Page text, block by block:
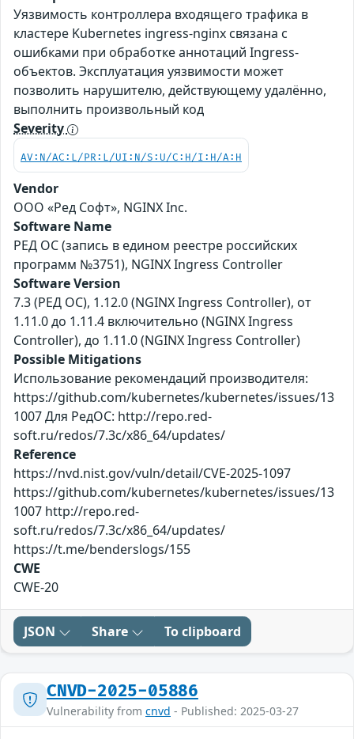
Уязвимость контроллера входящего трафика в
кластере Kubernetes ingress-nginx связана с
ошибками при обработке аннотаций Ingress-
объектов. Эксплуатация уязвимости может
позволить нарушителю, действующему удалённо,
выполнить произвольный код
Severity
AV:N/AC:L/PR:L/UI:N/S:U/C:H/I:H/A:H
Vendor
ООО «Ред Софт», NGINX Inc.
Software Name
РЕД ОС (запись в едином реестре российских
программ №3751), NGINX Ingress Controller
Software Version
7.3 (РЕД ОС), 1.12.0 (NGINX Ingress Controller), от
1.11.0 до 1.11.4 включительно (NGINX Ingress
Controller), до 1.11.0 (NGINX Ingress Controller)
Possible Mitigations
Использование рекомендаций производителя:
https://github.com/kubernetes/kubernetes/issues/13
1007 Для РедОС: http://repo.red-
soft.ru/redos/7.3c/x86_64/updates/
Reference
https://nvd.nist.gov/vuln/detail/CVE-2025-1097
https://github.com/kubernetes/kubernetes/issues/13
1007 http://repo.red-
soft.ru/redos/7.3c/x86_64/updates/
https://t.me/benderslogs/155
CWE
CWE-20
JSON Share To clipboard
CNVD-2025-05886
Vulnerability from cnvd - Published: 2025-03-27